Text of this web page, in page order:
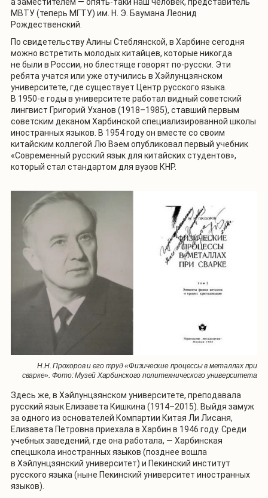
МВТУ (теперь МГТУ) им. Н. Э. Баумана Леонид
Рождественский.
По свидетельству Алины Стеблянской, в Харбине сегодня
можно встретить молодых китайцев, которые никогда
не были в России, но блестяще говорят по-русски. Эти
ребята учатся или уже отучились в Хэйлунцзянском
университете, где существует Центр русского языка.
В 1950-е годы в университете работал видный советский
лингвист Григорий Уханов (1918–1985), ставший первым
советским деканом Харбинской специализированной школы
иностранных языков. В 1954 году он вместе со своим
китайским коллегой Лю Вэем опубликовал первый учебник
«Современный русский язык для китайских студентов»,
который стал стандартом для вузов КНР.
Н.Н. Прохоров и его труд «Физические процессы в металлах при
сварке». Фото: Музей Харбинского политехнического университета
Здесь же, в Хэйлунцзянском университете, преподавала
русский язык Елизавета Кишкина (1914–2015). Выйдя замуж
за одного из основателей Компартии Китая Ли Лисаня,
Елизавета Петровна приехала в Харбин в 1946 году. Среди
учебных заведений, где она работала, — Харбинская
спецшкола иностранных языков (позднее вошла
в Хэйлунцзянский университет) и Пекинский институт
русского языка (ныне Пекинский университет иностранных
языков).